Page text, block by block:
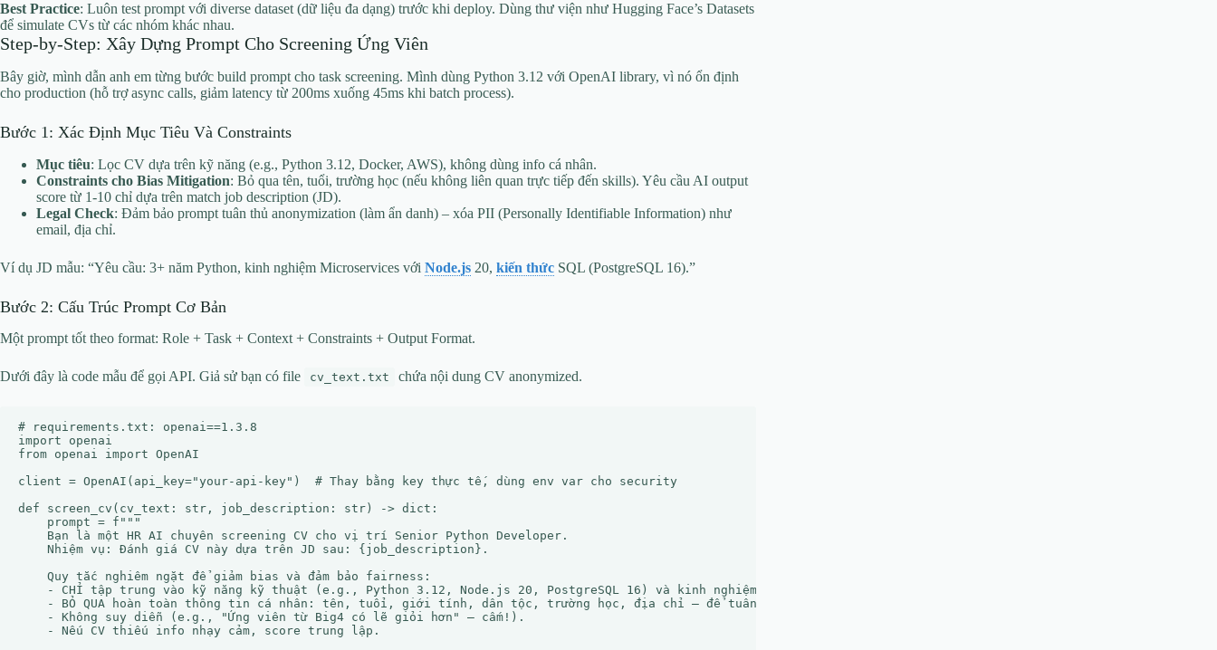
Best Practice: Luôn test prompt với diverse dataset (dữ liệu đa dạng) trước khi deploy. Dùng thư viện như Hugging Face’s Datasets
để simulate CVs từ các nhóm khác nhau.
Step-by-Step: Xây Dựng Prompt Cho Screening Ứng Viên
Bây giờ, mình dẫn anh em từng bước build prompt cho task screening. Mình dùng Python 3.12 với OpenAI library, vì nó ổn định
cho production (hỗ trợ async calls, giảm latency từ 200ms xuống 45ms khi batch process).
Bước 1: Xác Định Mục Tiêu Và Constraints
Mục tiêu: Lọc CV dựa trên kỹ năng (e.g., Python 3.12, Docker, AWS), không dùng info cá nhân.
Constraints cho Bias Mitigation: Bỏ qua tên, tuổi, trường học (nếu không liên quan trực tiếp đến skills). Yêu cầu AI output
score từ 1-10 chỉ dựa trên match job description (JD).
Legal Check: Đảm bảo prompt tuân thủ anonymization (làm ẩn danh) – xóa PII (Personally Identifiable Information) như
email, địa chỉ.
Ví dụ JD mẫu: “Yêu cầu: 3+ năm Python, kinh nghiệm Microservices với Node.js 20, kiến thức SQL (PostgreSQL 16).”
Bước 2: Cấu Trúc Prompt Cơ Bản
Một prompt tốt theo format: Role + Task + Context + Constraints + Output Format.
Dưới đây là code mẫu để gọi API. Giả sử bạn có file cv_text.txt chứa nội dung CV anonymized.
# requirements.txt: openai==1.3.8
import openai
from openai import OpenAI
client = OpenAI(api_key="your-api-key")  # Thay bằng key thực tế, dùng env var cho security
def screen_cv(cv_text: str, job_description: str) -> dict:
    prompt = f"""
    Bạn là một HR AI chuyên screening CV cho vị trí Senior Python Developer.
    Nhiệm vụ: Đánh giá CV này dựa trên JD sau: {job_description}.
    Quy tắc nghiêm ngặt để giảm bias và đảm bảo fairness:
    - CHỈ tập trung vào kỹ năng kỹ thuật (e.g., Python 3.12, Node.js 20, PostgreSQL 16) và kinh nghiệm liên quan.
    - BỎ QUA hoàn toàn thông tin cá nhân: tên, tuổi, giới tính, dân tộc, trường học, địa chỉ – để tuân thủ EEOC và GDPR.
    - Không suy diễn (e.g., "Ứng viên từ Big4 có lẽ giỏi hơn" – cấm!).
    - Nếu CV thiếu info nhạy cảm, score trung lập.